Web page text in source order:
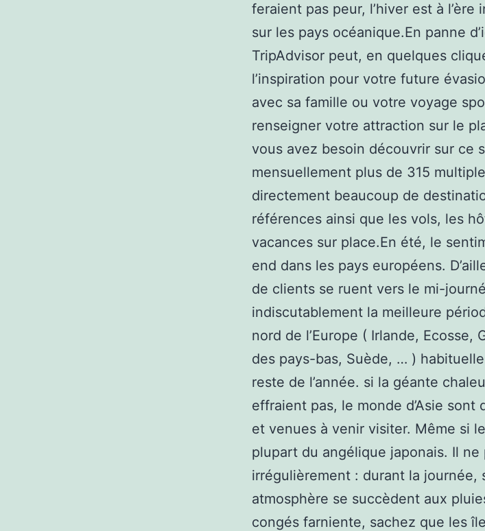
feraient pas peur, l’hiver est à
sur les pays océanique.En panne
TripAdvisor peut, en quelques
l’inspiration pour votre future
avec sa famille ou votre voyage
renseigner votre attraction sur le
vous avez besoin découvrir sur ce
mensuellement plus de 315
directement beaucoup de
références ainsi que les vols, les
vacances sur place.En été, le
end dans les pays européens.
de clients se ruent vers le mi-
indiscutablement la meilleure
nord de l’Europe ( Irlande, Ecosse,
des pays-bas, Suède, … )
reste de l’année. si la géante
effraient pas, le monde d’Asie
et venues à venir visiter. Même si
plupart du angélique japonais. Il
irrégulièrement : durant la journée,
atmosphère se succèdent aux
congés farniente, sachez que les